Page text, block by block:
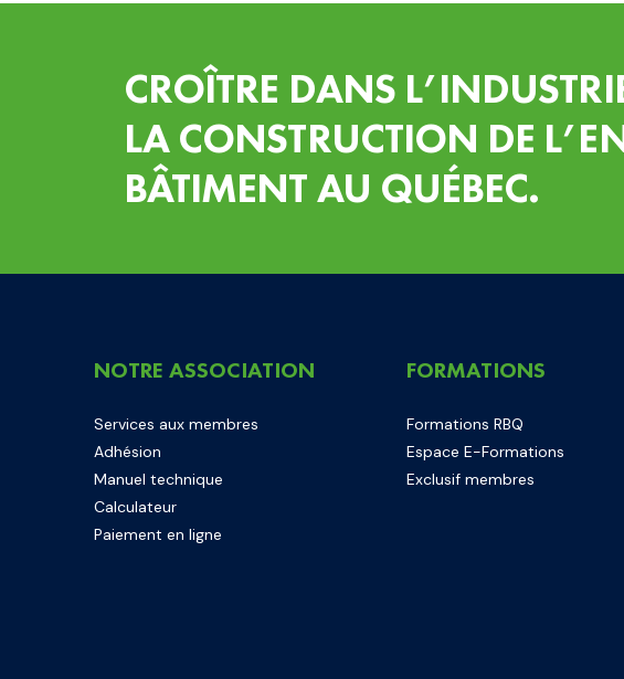
CROÎTRE DANS
LA CONSTRUCTION DE
BÂTIMENT AU QUÉBEC.
NOTRE ASSOCIATION
Services aux membres
Adhésion
Manuel technique
Calculateur
Paiement en ligne
FORMATIONS
Formations RBQ
Espace E-Formations
Exclusif membres